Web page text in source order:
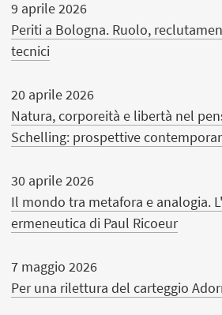
9 aprile 2026
Periti a Bologna. Ruolo,
tecnici
20 aprile 2026
Natura, corporeità e libertà nel
Schelling: prospettive
30 aprile 2026
Il mondo tra metafora e analogia.
ermeneutica di Paul Ricoeur
7 maggio 2026
Per una rilettura del carteggio